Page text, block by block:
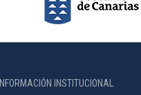
INFORMACIÓN INSTITUCIONAL